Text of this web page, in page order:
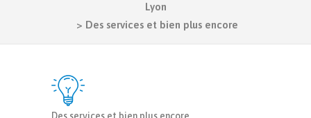
Lyon
> Des services et bien plus encore